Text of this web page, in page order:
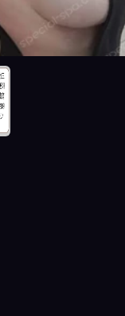
及客戶評價截屏展示